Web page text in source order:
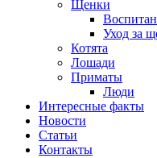
Щенки
Уход за
Котята
Лошади
Приматы
Люди
Интересные факты
Новости
Статьи
Контакты